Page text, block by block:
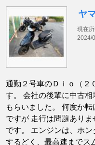
ヤ
現在
2024/
通勤２号車のＤｉｏ（２
す。 会社の後輩に中古
もらいました。 何度か
ですが 走行は問題あり
です。 エンジンは、ホ
するどく、最高速までス